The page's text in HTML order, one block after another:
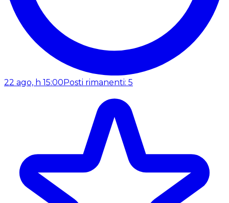
22 ago, h 15:00Posti rimanenti: 5